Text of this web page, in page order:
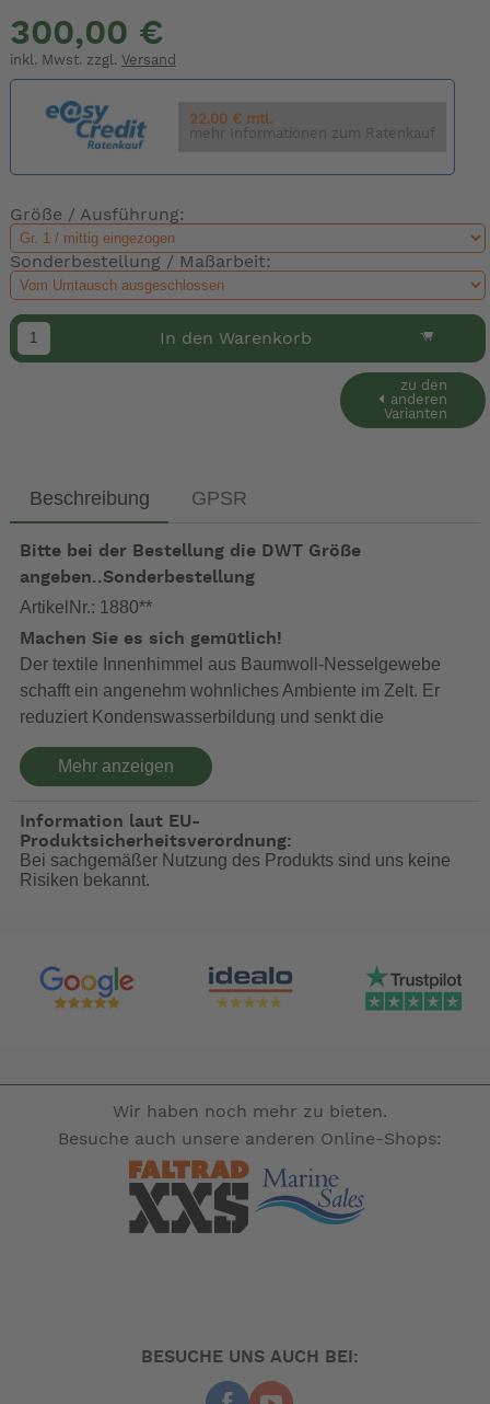
300,00 €
inkl. Mwst. zzgl. Versand
22.00 € mtl.
mehr Informationen zum Ratenkauf
Größe / Ausführung:
Sonderbestellung / Maßarbeit:
In den Warenkorb
zu den
anderen
Varianten
Beschreibung GPSR
Bitte bei der Bestellung die DWT Größe
angeben..Sonderbestellung
ArtikelNr.: 1880**
Machen Sie es sich gemütlich!
Der textile Innenhimmel aus Baumwoll-Nesselgewebe
schafft ein angenehm wohnliches Ambiente im Zelt. Er
reduziert Kondenswasserbildung und senkt die
Innenraumtemperatur.
Bitte diegenaueGröße des Juwels 4-Season angeben.
ACHTUNG! Lieferzeit beträgt ca. 3-5 Wochen nach
Auftragseingang.
Mehr anzeigen
Information laut EU-
Produktsicherheitsverordnung:
Bei sachgemäßer Nutzung des Produkts sind uns keine
Risiken bekannt.
Wir haben noch mehr zu bieten.
Besuche auch unsere anderen Online-Shops:
BESUCHE UNS AUCH BEI: